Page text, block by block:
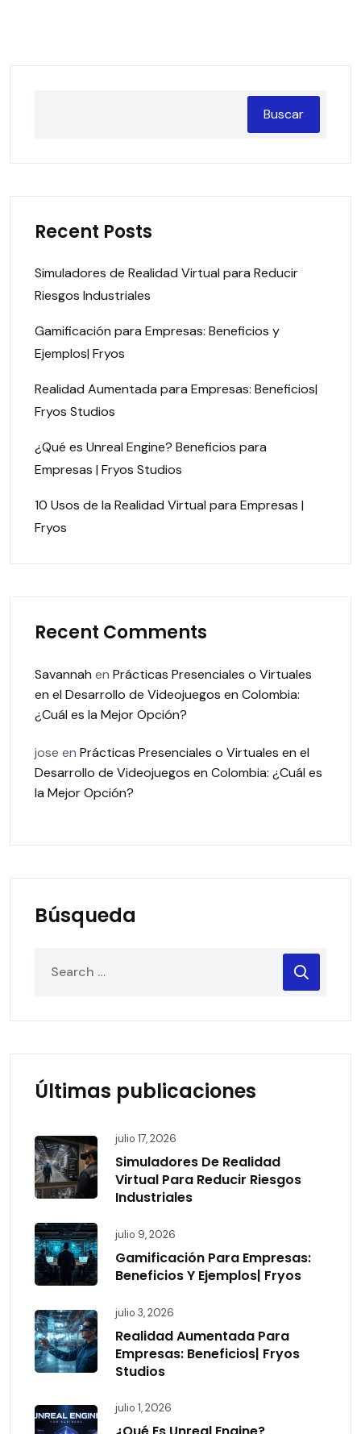
Buscar
Recent Posts
Simuladores de Realidad Virtual para Reducir
Riesgos Industriales
Gamificación para Empresas: Beneficios y
Ejemplos| Fryos
Realidad Aumentada para Empresas: Beneficios|
Fryos Studios
¿Qué es Unreal Engine? Beneficios para
Empresas | Fryos Studios
10 Usos de la Realidad Virtual para Empresas |
Fryos
Recent Comments
Savannah en Prácticas Presenciales o Virtuales
en el Desarrollo de Videojuegos en Colombia:
¿Cuál es la Mejor Opción?
jose en Prácticas Presenciales o Virtuales en el
Desarrollo de Videojuegos en Colombia: ¿Cuál es
la Mejor Opción?
Búsqueda
Últimas publicaciones
julio 17, 2026
Simuladores De Realidad
Virtual Para Reducir Riesgos
Industriales
julio 9, 2026
Gamificación Para Empresas:
Beneficios Y Ejemplos| Fryos
julio 3, 2026
Realidad Aumentada Para
Empresas: Beneficios| Fryos
Studios
julio 1, 2026